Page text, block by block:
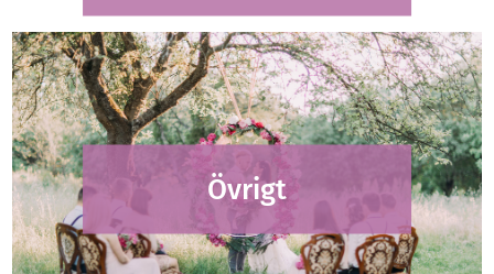
Övrigt